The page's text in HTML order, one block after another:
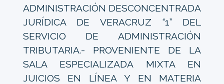
ADMINISTRACIÓN DESCONCENTRADA
JURÍDICA DE VERACRUZ “1” DEL
SERVICIO DE ADMINISTRACIÓN
TRIBUTARIA.- PROVENIENTE DE LA
SALA ESPECIALIZADA MIXTA EN
JUICIOS EN LÍNEA Y EN MATERIA